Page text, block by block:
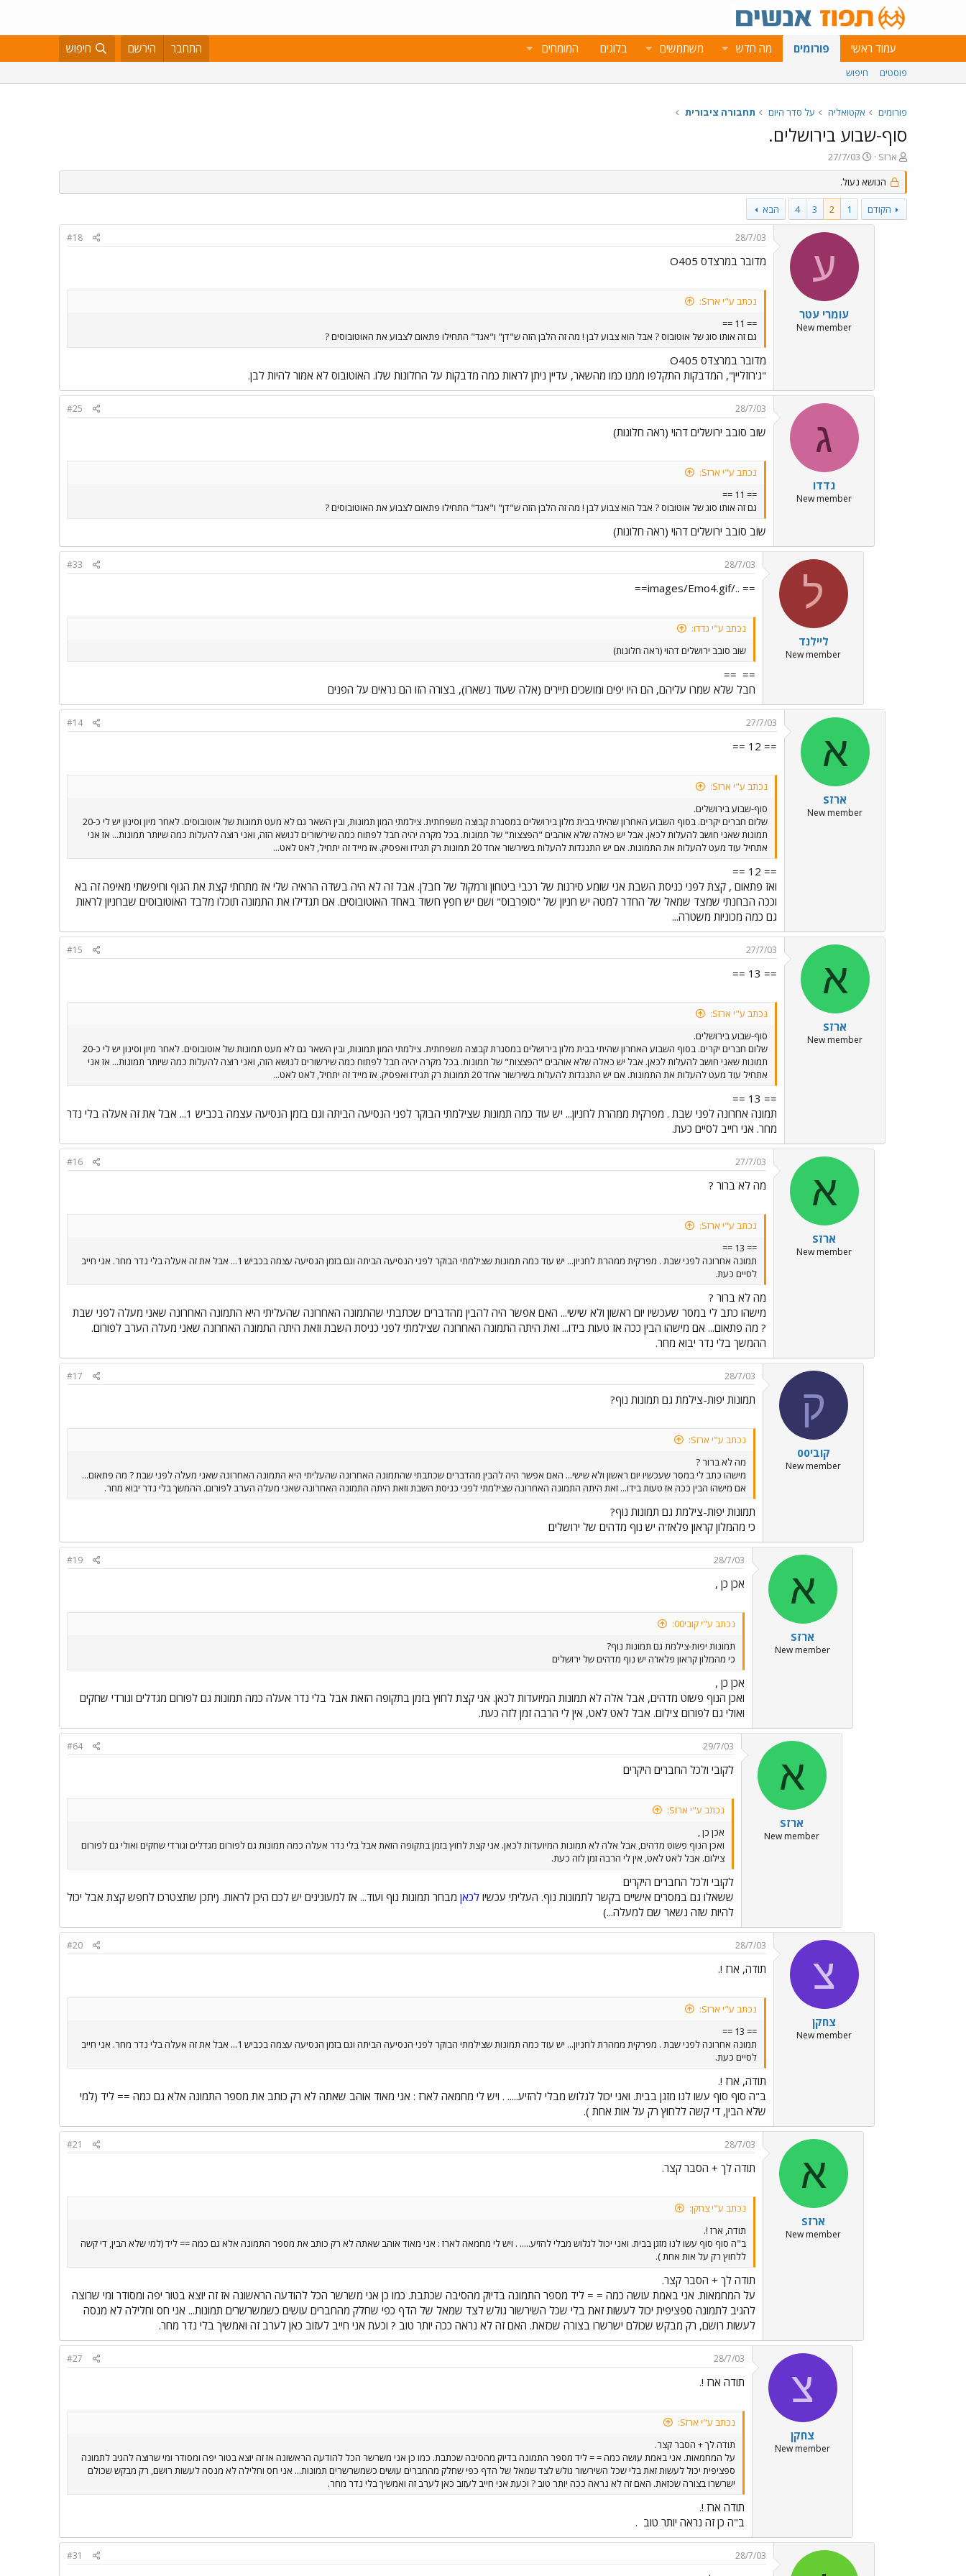
עמוד ראשי פורומים מה חדש משתמשים בלוגים המומחים התחבר הירשם חיפוש
פוסטים חיפוש
פורומים אקטואליה על סדר היום תחבורה ציבורית
סוף-שבוע בירושלים.
פ
ו
ת
ח
ה
נ
ארזS
פ
ו
ר
ס
ב
ר
27/7/03
הנושא נעול.
הקודם 1
2
3
4 הבא
ע
עומרי עטר
New member
28/7/03
#18
מדובר במרצדס O405
נכתב ע"י ארזS:
== 11 ==
גם זה אותו סוג של אוטובוס ? אבל הוא צבוע לבן ! מה זה הלבן הזה ש"דן" ו"אגד" התחילו פתאום לצבוע את האוטובוסים ?
מדובר במרצדס O405
"ג'רוזליין", המדבקות התקלפו ממנו כמו מהשאר, עדיין ניתן לראות כמה מדבקות על החלונות שלו. האוטובוס לא אמור להיות לבן.
ג
גדדו
New member
28/7/03
#25
שוב סובב ירושלים דהוי (ראה חלונות)
נכתב ע"י ארזS:
== 11 ==
גם זה אותו סוג של אוטובוס ? אבל הוא צבוע לבן ! מה זה הלבן הזה ש"דן" ו"אגד" התחילו פתאום לצבוע את האוטובוסים ?
שוב סובב ירושלים דהוי (ראה חלונות)
ל
ליילנד
New member
28/7/03
#33
== ../images/Emo4.gif==
נכתב ע"י גדדו:
שוב סובב ירושלים דהוי (ראה חלונות)
==
==
חבל שלא שמרו עליהם, הם היו יפים ומושכים תיירים (אלה שעוד נשארו), בצורה הזו הם נראים על הפנים
א
ארזS
New member
27/7/03
#14
== 12 ==
נכתב ע"י ארזS:
סוף-שבוע בירושלים.
שלום חברים יקרים. בסוף השבוע האחרון שהיתי בבית מלון בירושלים במסגרת קבוצה משפחתית. צילמתי המון תמונות, ובין השאר גם לא מעט תמונות של אוטובוסים. לאחר מיון וסינון יש לי כ-20
תמונות שאני חושב להעלות לכאן. אבל יש כאלה שלא אוהבים "הפצצות" של תמונות. בכל מקרה יהיה חבל לפתוח כמה שירשורים לנושא הזה, ואני רוצה להעלות כמה שיותר תמונות... אז אני
אתחיל עוד מעט להעלות את התמונות. אם יש התנגדות להעלות בשירשור אחד 20 תמונות רק תגידו ואפסיק. אז מייד זה יתחיל, לאט לאט...
== 12 ==
ואז פתאום , קצת לפני כניסת השבת אני שומע סירנות של רכבי ביטחון ורמקול של חבלן. אבל זה לא היה בשדה הראיה שלי אז מתחתי קצת את הגוף וחיפשתי מאיפה זה בא
וככה הבחנתי שמצד שמאל של החדר למטה יש חניון של "סופרבוס" ושם יש חפץ חשוד באחד האוטובוסים. אם תגדילו את התמונה תוכלו מלבד האוטובוסים שבחניון לראות
גם כמה מכוניות משטרה...
א
ארזS
New member
27/7/03
#15
== 13 ==
נכתב ע"י ארזS:
סוף-שבוע בירושלים.
שלום חברים יקרים. בסוף השבוע האחרון שהיתי בבית מלון בירושלים במסגרת קבוצה משפחתית. צילמתי המון תמונות, ובין השאר גם לא מעט תמונות של אוטובוסים. לאחר מיון וסינון יש לי כ-20
תמונות שאני חושב להעלות לכאן. אבל יש כאלה שלא אוהבים "הפצצות" של תמונות. בכל מקרה יהיה חבל לפתוח כמה שירשורים לנושא הזה, ואני רוצה להעלות כמה שיותר תמונות... אז אני
אתחיל עוד מעט להעלות את התמונות. אם יש התנגדות להעלות בשירשור אחד 20 תמונות רק תגידו ואפסיק. אז מייד זה יתחיל, לאט לאט...
== 13 ==
תמונה אחרונה לפני שבת . מפרקית ממהרת לחניון... יש עוד כמה תמונות שצילמתי הבוקר לפני הנסיעה הביתה וגם בזמן הנסיעה עצמה בכביש 1... אבל את זה אעלה בלי נדר
מחר. אני חייב לסיים כעת.
א
ארזS
New member
27/7/03
#16
מה לא ברור ?
נכתב ע"י ארזS:
== 13 ==
תמונה אחרונה לפני שבת . מפרקית ממהרת לחניון... יש עוד כמה תמונות שצילמתי הבוקר לפני הנסיעה הביתה וגם בזמן הנסיעה עצמה בכביש 1... אבל את זה אעלה בלי נדר מחר. אני חייב
לסיים כעת.
מה לא ברור ?
מישהו כתב לי במסר שעכשיו יום ראשון ולא שישי... האם אפשר היה להבין מהדברים שכתבתי שהתמונה האחרונה שהעליתי היא התמונה האחרונה שאני מעלה לפני שבת
? מה פתאום... אם מישהו הבין ככה אז טעות בידו... זאת היתה התמונה האחרונה שצילמתי לפני כניסת השבת וזאת היתה התמונה האחרונה שאני מעלה הערב לפורום.
ההמשך בלי נדר יבוא מחר.
ק
קובי00
New member
28/7/03
#17
תמונות יפות-צילמת גם תמונות נוף?
נכתב ע"י ארזS:
מה לא ברור ?
מישהו כתב לי במסר שעכשיו יום ראשון ולא שישי... האם אפשר היה להבין מהדברים שכתבתי שהתמונה האחרונה שהעליתי היא התמונה האחרונה שאני מעלה לפני שבת ? מה פתאום...
אם מישהו הבין ככה אז טעות בידו... זאת היתה התמונה האחרונה שצילמתי לפני כניסת השבת וזאת היתה התמונה האחרונה שאני מעלה הערב לפורום. ההמשך בלי נדר יבוא מחר.
תמונות יפות-צילמת גם תמונות נוף?
כי מהמלון קראון פלאז'ה יש נוף מדהים של ירושלים
א
ארזS
New member
28/7/03
#19
אכן כן ,
נכתב ע"י קובי00:
תמונות יפות-צילמת גם תמונות נוף?
כי מהמלון קראון פלאז'ה יש נוף מדהים של ירושלים
אכן כן ,
ואכן הנוף פשוט מדהים, אבל אלה לא תמונות המיועדות לכאן. אני קצת לחוץ בזמן בתקופה הזאת אבל בלי נדר אעלה כמה תמונות גם לפורום מגדלים וגורדי שחקים
ואולי גם לפורום צילום. אבל לאט לאט, אין לי הרבה זמן לזה כעת.
א
ארזS
New member
29/7/03
#64
לקובי ולכל החברים היקרים
נכתב ע"י ארזS:
אכן כן ,
ואכן הנוף פשוט מדהים, אבל אלה לא תמונות המיועדות לכאן. אני קצת לחוץ בזמן בתקופה הזאת אבל בלי נדר אעלה כמה תמונות גם לפורום מגדלים וגורדי שחקים ואולי גם לפורום
צילום. אבל לאט לאט, אין לי הרבה זמן לזה כעת.
לקובי ולכל החברים היקרים
ששאלו גם במסרים אישיים בקשר לתמונות נוף. העליתי עכשיו לכאן מבחר תמונות נוף ועוד... אז למעונינים יש לכם היכן לראות. (יתכן שתצטרכו לחפש קצת אבל יכול
להיות שזה נשאר שם למעלה...)
צ
צחקן
New member
28/7/03
#20
תודה, ארז !.
נכתב ע"י ארזS:
== 13 ==
תמונה אחרונה לפני שבת . מפרקית ממהרת לחניון... יש עוד כמה תמונות שצילמתי הבוקר לפני הנסיעה הביתה וגם בזמן הנסיעה עצמה בכביש 1... אבל את זה אעלה בלי נדר מחר. אני חייב
לסיים כעת.
תודה, ארז !.
ב"ה סוף סוף עשו לנו מזגן בבית. ואני יכול לגלוש מבלי להזיע..... . ויש לי מחמאה לארז : אני מאוד אוהב שאתה לא רק כותב את מספר התמונה אלא גם כמה == ליד (למי
שלא הבין, די קשה ללחוץ רק על אות אחת ).
א
ארזS
New member
28/7/03
#21
תודה לך + הסבר קצר.
נכתב ע"י צחקן:
תודה, ארז !.
ב"ה סוף סוף עשו לנו מזגן בבית. ואני יכול לגלוש מבלי להזיע..... . ויש לי מחמאה לארז : אני מאוד אוהב שאתה לא רק כותב את מספר התמונה אלא גם כמה == ליד (למי שלא הבין, די קשה
ללחוץ רק על אות אחת ).
תודה לך + הסבר קצר.
על המחמאות. אני באמת עושה כמה = = ליד מספר התמונה בדיוק מהסיבה שכתבת. כמו כן אני משרשר הכל להודעה הראשונה אז זה יוצא בטור יפה ומסודר ומי שרוצה
להגיב לתמונה ספציפית יכול לעשות זאת בלי שכל השירשור גולש לצד שמאל של הדף כפי שחלק מהחברים עושים כשמשרשרים תמונות... אני חס וחלילה לא מנסה
לעשות רושם, רק מבקש שכולם ישרשרו בצורה שכזאת. האם זה לא נראה ככה יותר טוב ? וכעת אני חייב לעזוב כאן לערב זה ואמשיך בלי נדר מחר.
צ
צחקן
New member
28/7/03
#27
תודה ארז !.
נכתב ע"י ארזS:
תודה לך + הסבר קצר.
על המחמאות. אני באמת עושה כמה = = ליד מספר התמונה בדיוק מהסיבה שכתבת. כמו כן אני משרשר הכל להודעה הראשונה אז זה יוצא בטור יפה ומסודר ומי שרוצה להגיב לתמונה
ספציפית יכול לעשות זאת בלי שכל השירשור גולש לצד שמאל של הדף כפי שחלק מהחברים עושים כשמשרשרים תמונות... אני חס וחלילה לא מנסה לעשות רושם, רק מבקש שכולם
ישרשרו בצורה שכזאת. האם זה לא נראה ככה יותר טוב ? וכעת אני חייב לעזוב כאן לערב זה ואמשיך בלי נדר מחר.
תודה ארז !.
ב"ה כן זה נראה יותר טוב .
28/7/03
#31